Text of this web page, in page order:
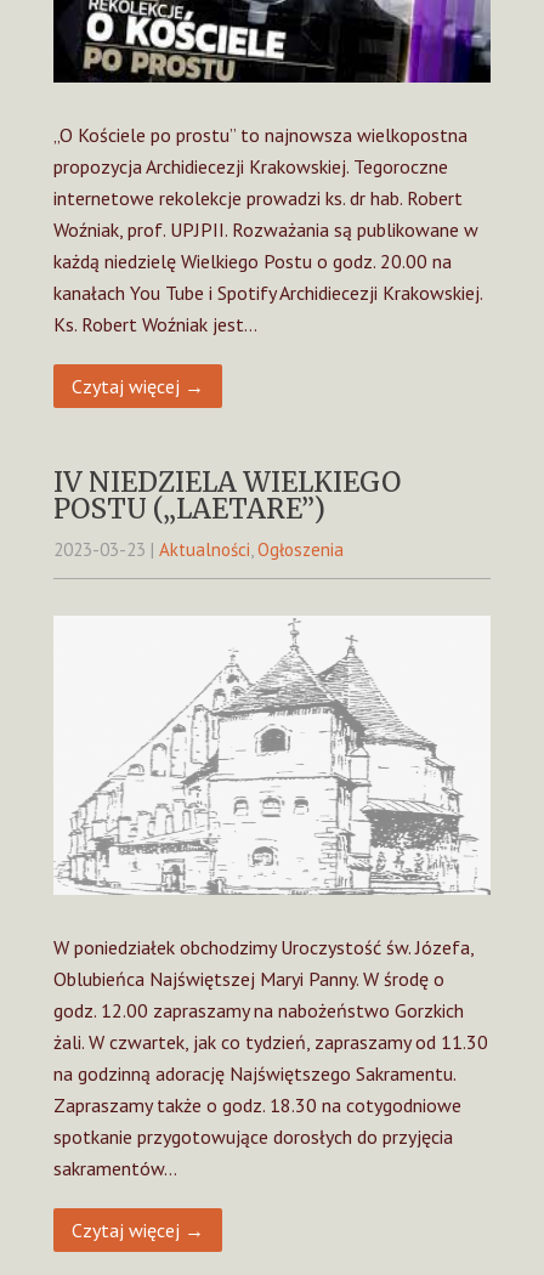
„O Kościele po prostu” to najnowsza wielkopostna
propozycja Archidiecezji Krakowskiej. Tegoroczne
internetowe rekolekcje prowadzi ks. dr hab. Robert
Woźniak, prof. UPJPII. Rozważania są publikowane w
każdą niedzielę Wielkiego Postu o godz. 20.00 na
kanałach You Tube i Spotify Archidiecezji Krakowskiej.
Ks. Robert Woźniak jest…
Czytaj więcej →
IV NIEDZIELA WIELKIEGO
POSTU („LAETARE”)
2023-03-23 | Aktualności Ogłoszenia
W poniedziałek obchodzimy Uroczystość św. Józefa,
Oblubieńca Najświętszej Maryi Panny. W środę o
godz. 12.00 zapraszamy na nabożeństwo Gorzkich
żali. W czwartek, jak co tydzień, zapraszamy od 11.30
na godzinną adorację Najświętszego Sakramentu.
Zapraszamy także o godz. 18.30 na cotygodniowe
spotkanie przygotowujące dorosłych do przyjęcia
sakramentów…
Czytaj więcej →